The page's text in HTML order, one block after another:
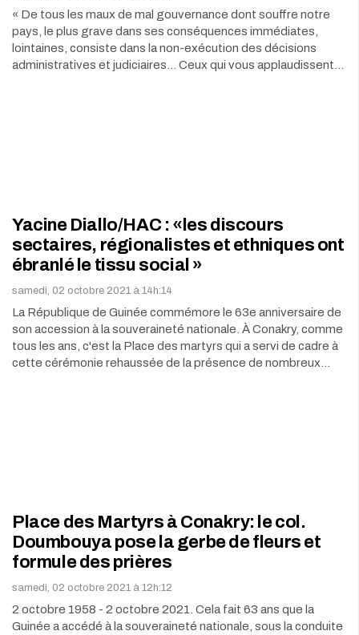
« De tous les maux de mal gouvernance dont souffre notre
pays, le plus grave dans ses conséquences immédiates,
lointaines, consiste dans la non-exécution des décisions
administratives et judiciaires… Ceux qui vous applaudissent…
Yacine Diallo/HAC : «les discours
sectaires, régionalistes et ethniques ont
ébranlé le tissu social »
samedi, 02 octobre 2021 à 14h:14
La République de Guinée commémore le 63e anniversaire de
son accession à la souveraineté nationale. À Conakry, comme
tous les ans, c'est la Place des martyrs qui a servi de cadre à
cette cérémonie rehaussée de la présence de nombreux…
Place des Martyrs à Conakry: le col.
Doumbouya pose la gerbe de fleurs et
formule des prières
samedi, 02 octobre 2021 à 12h:12
2 octobre 1958 - 2 octobre 2021. Cela fait 63 ans que la
Guinée a accédé à la souveraineté nationale, sous la conduite